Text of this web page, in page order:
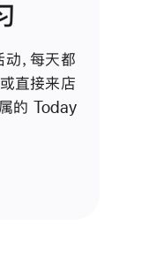
，每天都
直接来店
的 Today